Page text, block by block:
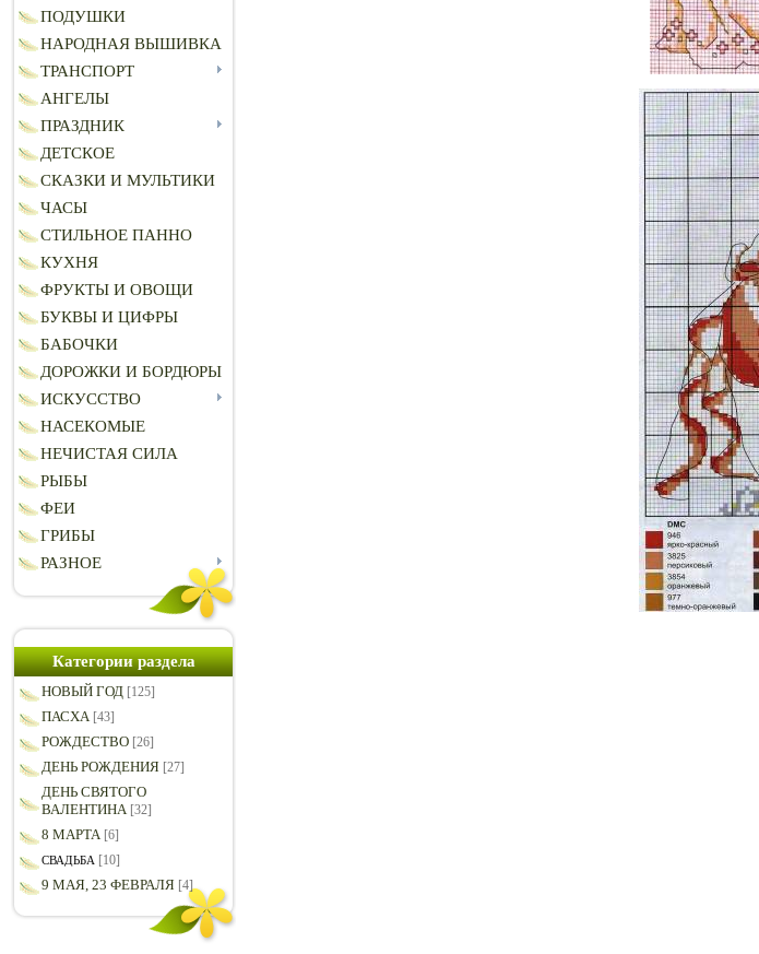
ПОДУШКИ
НАРОДНАЯ ВЫШИВКА
ТРАНСПОРТ
АНГЕЛЫ
ПРАЗДНИК
ДЕТСКОЕ
СКАЗКИ И МУЛЬТИКИ
ЧАСЫ
СТИЛЬНОЕ ПАННО
КУХНЯ
ФРУКТЫ И ОВОЩИ
БУКВЫ И ЦИФРЫ
БАБОЧКИ
ДОРОЖКИ И БОРДЮРЫ
ИСКУССТВО
НАСЕКОМЫЕ
НЕЧИСТАЯ СИЛА
РЫБЫ
ФЕИ
ГРИБЫ
РАЗНОЕ
Категории раздела
НОВЫЙ ГОД [125]
ПАСХА [43]
РОЖДЕСТВО [26]
ДЕНЬ РОЖДЕНИЯ [27]
ДЕНЬ СВЯТОГО
ВАЛЕНТИНА [32]
8 МАРТА [6]
СВАДЬБА [10]
9 МАЯ, 23 ФЕВРАЛЯ [4]